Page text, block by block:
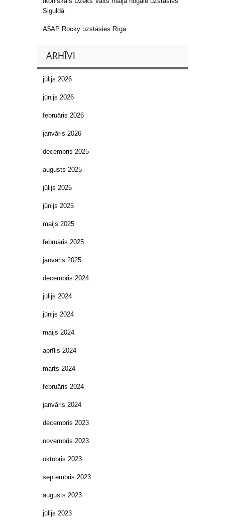
Siguldā
A$AP Rocky uzstāsies Rīgā
ARHĪVI
jūlijs 2026
jūnijs 2026
februāris 2026
janvāris 2026
decembris 2025
augusts 2025
jūlijs 2025
jūnijs 2025
maijs 2025
februāris 2025
janvāris 2025
decembris 2024
jūlijs 2024
jūnijs 2024
maijs 2024
aprīlis 2024
marts 2024
februāris 2024
janvāris 2024
decembris 2023
novembris 2023
oktobris 2023
septembris 2023
augusts 2023
jūlijs 2023